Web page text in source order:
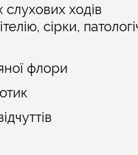
ходів
сірки,
флори